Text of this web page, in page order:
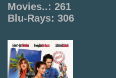
Movies..: 261
Blu-Rays: 306